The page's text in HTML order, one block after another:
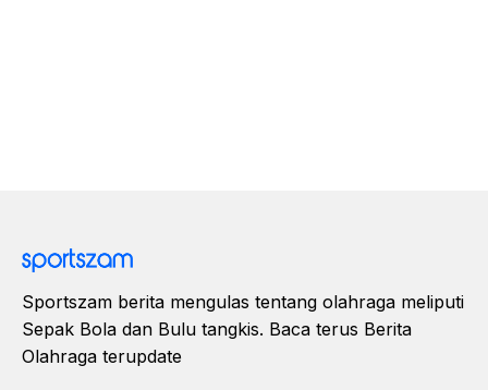
Sportszam berita mengulas tentang olahraga meliputi
Sepak Bola dan Bulu tangkis. Baca terus Berita
Olahraga terupdate